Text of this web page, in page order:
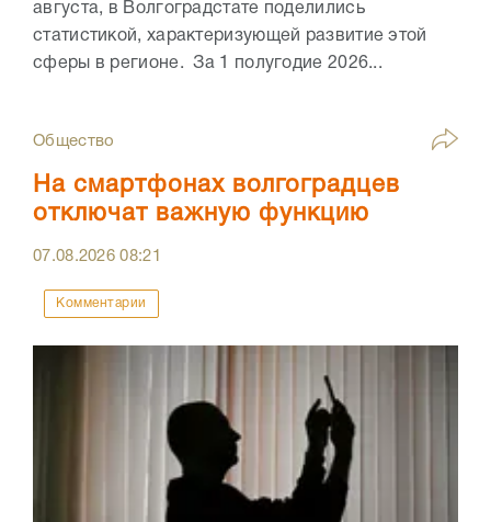
августа, в Волгоградстате поделились
статистикой, характеризующей развитие этой
сферы в регионе. За 1 полугодие 2026...
Общество
На смартфонах волгоградцев
отключат важную функцию
07.08.202608:21
Комментарии